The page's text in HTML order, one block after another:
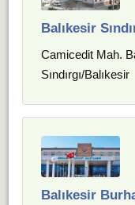
Balıkesir
Camicedit Mah.
Sındırgı/Balıkesir
Balıkesir